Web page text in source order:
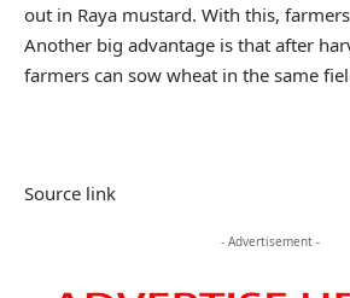
out in Raya mustard. With this,
Another big advantage is that after
farmers can sow wheat in the same
Source link
- Advertisement -